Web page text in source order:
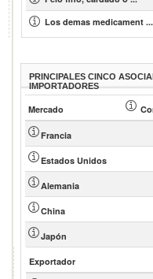
Los demas medicament ...
PRINCIPALES CINCO
IMPORTADORES
Mercado
Francia
Estados Unidos
Alemania
China
Japón
Exportador